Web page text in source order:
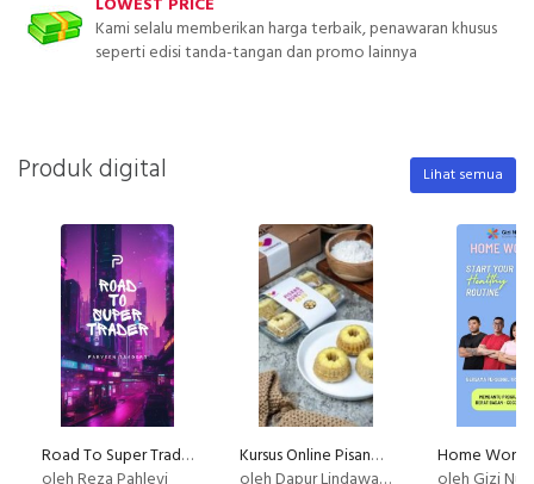
Kami selalu memberikan harga terbaik, penawaran khusus
seperti edisi tanda-tangan dan promo lainnya
Produk digital Lihat semua
Road To Super Trader - Strategi Trading Terbukti Menghasilkan Profit
Kursus Online Pisang Buncit Dapur Lindawaty PU